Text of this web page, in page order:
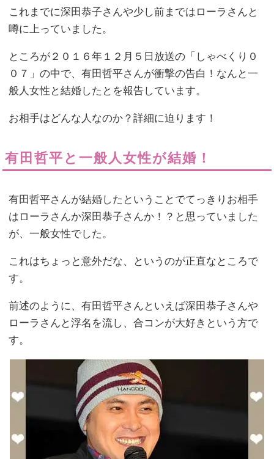
これまでに深田恭子さんや少し前まではローラさんと
噂に上っていました。
ところが２０１６年１２月５日放送の「しゃべくり０
０７」の中で、有田哲平さんが衝撃の告白！なんと一
般人女性と結婚したとを報告しています。
お相手はどんな人なのか？詳細に迫ります！
有田哲平と一般人女性が結婚！
有田哲平さんが結婚したということでてっきりお相手
はローラさんか深田恭子さんか！？と思っていました
が、一般女性でした。
これはちょっと意外だな、というのが正直なところで
す。
前述のように、有田哲平さんといえば深田恭子さんや
ローラさんと浮名を流し、合コンが大好きという方で
す。